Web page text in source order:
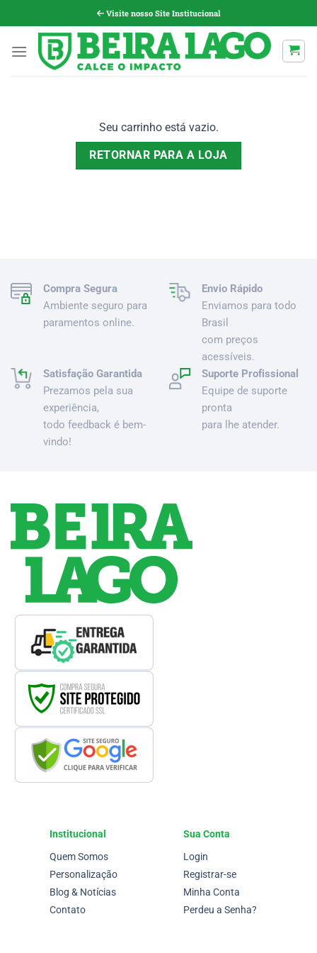
para
conteúdo
Visite nosso Site Institucional
Seu carrinho está vazio.
RETORNAR PARA A LOJA
Compra Segura
Ambiente seguro para
paramentos online.
Envio Rápido
Enviamos para todo
Brasil
com preços
acessíveis.
Satisfação Garantida
Prezamos pela sua
experiência,
todo feedback é bem-
vindo!
Suporte Profissional
Equipe de suporte
pronta
para lhe atender.
Institucional
Quem Somos
Personalização
Blog & Notícias
Contato
Sua Conta
Login
Registrar-se
Minha Conta
Perdeu a Senha?